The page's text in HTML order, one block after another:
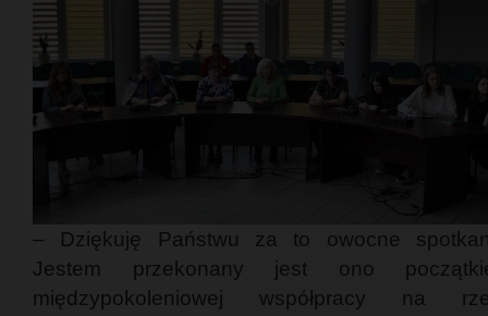
– Dziękuję Państwu za to owocne
Jestem przekonany jest ono
międzypokoleniowej współpracy na